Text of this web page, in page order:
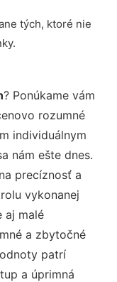
tých, ktoré nie
? Ponúkame vám
rozumné
individuálnym
nám ešte dnes.
precíznosť a
vykonanej
aj malé
a zbytočné
patrí
a úprimná